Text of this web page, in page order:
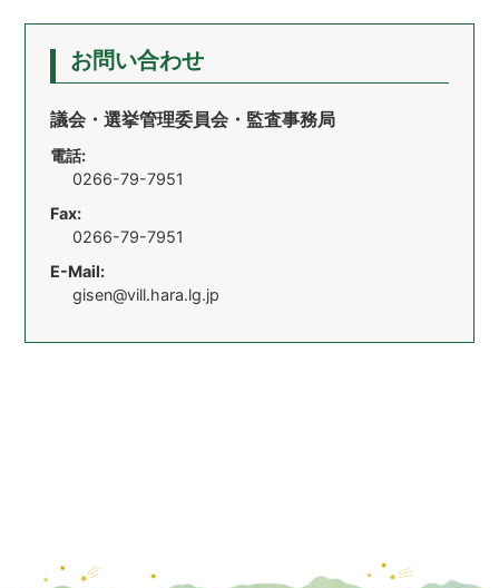
お問い合わせ
議会・選挙管理委員会・監査事務局
電話:
0266-79-7951
Fax:
0266-79-7951
E-Mail:
gisen@vill.hara.lg.jp